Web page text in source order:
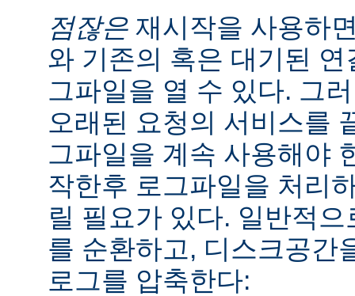
점잖은 재시작을 사용하
와 기존의 혹은 대기된
그파일을 열 수 있다. 그
오래된 요청의 서비스를
그파일을 계속 사용해야
작한후 로그파일을 처리
릴 필요가 있다. 일반적
를 순환하고, 디스크공간
로그를 압축한다: